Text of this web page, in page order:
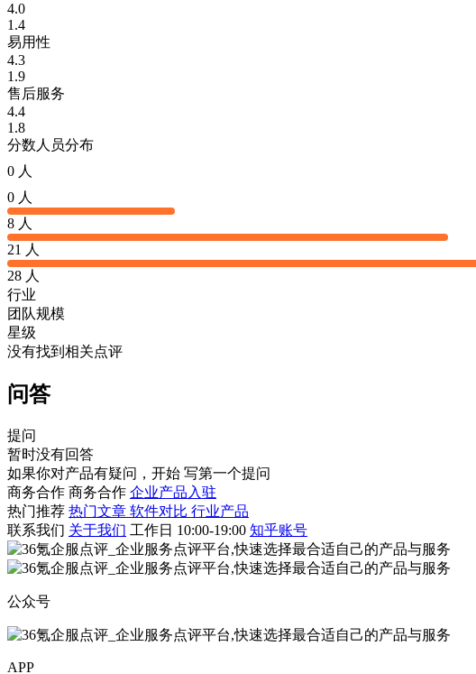
4.0
1.4
易用性
4.3
1.9
售后服务
4.4
1.8
分数人员分布
0 人
0 人
8 人
21 人
28 人
行业
团队规模
星级
没有找到相关点评
问答
提问
暂时没有回答
如果你对产品有疑问，开始 写第一个提问
商务合作 商务合作 企业产品入驻
热门推荐 热门文章 软件对比 行业产品
联系我们 关于我们 工作日 10:00-19:00 知乎账号
公众号
APP